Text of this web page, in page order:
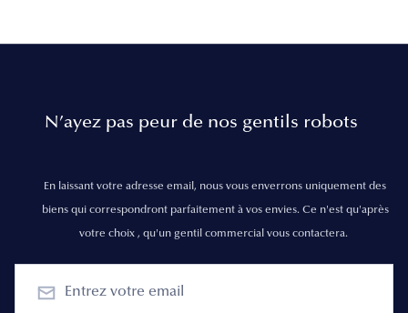
N’ayez pas peur de nos gentils robots
En laissant votre adresse email, nous vous enverrons uniquement des
biens qui correspondront parfaitement à vos envies. Ce n'est qu'après
votre choix , qu'un gentil commercial vous contactera.